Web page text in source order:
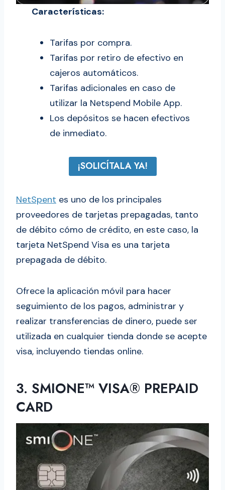
Características:
Tarifas por compra.
Tarifas por retiro de efectivo en
cajeros automáticos.
Tarifas adicionales en caso de
utilizar la Netspend Mobile App.
Los depósitos se hacen efectivos
de inmediato.
¡SOLICÍTALA YA!
NetSpent es uno de los principales
proveedores de tarjetas prepagadas, tanto
de débito cómo de crédito, en este caso, la
tarjeta NetSpend Visa es una tarjeta
prepagada de débito.
Ofrece la aplicación móvil para hacer
seguimiento de los pagos, administrar y
realizar transferencias de dinero, puede ser
utilizada en cualquier tienda donde se acepte
visa, incluyendo tiendas online.
3. SMIONE™ VISA® PREPAID
CARD